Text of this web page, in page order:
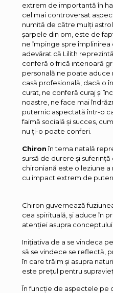
extrem de importantă în
cel mai controversat
numită de către mulți
șarpele din om, este de
ne împinge spre împlinirea
adevărat că Lilith
conferă o frică interioară
personală ne poate
casă profesională, dacă o
curat, ne conferă curaj și
noastre, ne face mai
puternic aspectată într-o
faimă socială și succes,
nu ți-o poate conferi.
Chiron în tema natală
sursă de durere și
chironiană este o leziune
cu impact extrem de
Chiron guvernează
cea spirituală, și aduce în
atenției asupra
Inițiativa de a se vindeca
să se vindece se reflectă,
în care trăim și asupra
este prețul pentru
În funcție de aspectele pe